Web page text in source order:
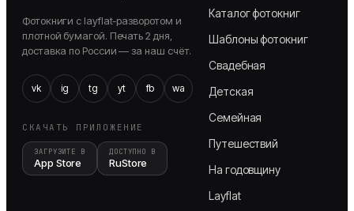
Фотокниги с layflat-разворотом и
плотной бумагой. Печать 2 дня,
доставка по России — за наш счёт.
vk ig tg yt fb wa
СКАЧАТЬ ПРИЛОЖЕНИЕ
ЗАГРУЗИТЕ В
App Store
ДОСТУПНО В
RuStore
Каталог фотокниг
Шаблоны фотокниг
Свадебная
Детская
Семейная
Путешествий
На годовщину
Layflat